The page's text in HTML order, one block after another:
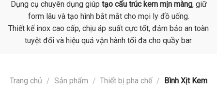
Dụng cụ chuyên dụng giúp tạo cấu trúc kem mịn màng, giữ
form lâu và tạo hình bắt mắt cho mọi ly đồ uống.
Thiết kế inox cao cấp, chịu áp suất cực tốt, đảm bảo an toàn
tuyệt đối và hiệu quả vận hành tối đa cho quầy bar.
Trang chủ / Sản phẩm / Thiết bị pha chế / Bình Xịt Kem